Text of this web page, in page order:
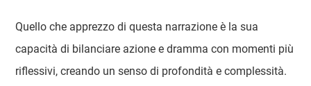
Quello che apprezzo di questa narrazione è la sua
capacità di bilanciare azione e dramma con momenti più
riflessivi, creando un senso di profondità e complessità.